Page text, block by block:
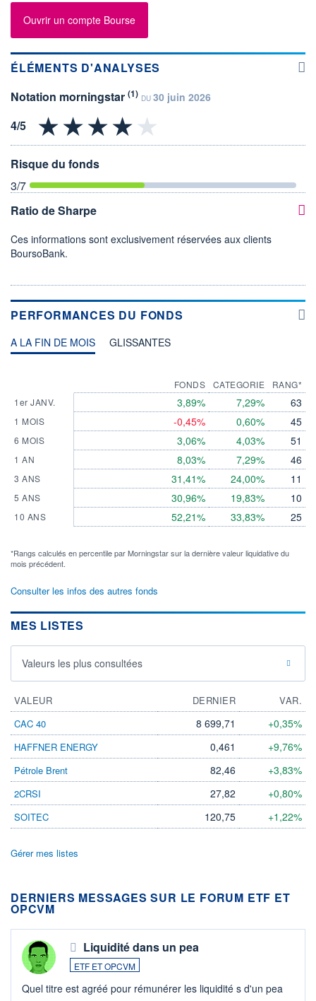
Ouvrir un compte Bourse
ÉLÉMENTS D'ANALYSES
Notation morningstar (1) DU 30 juin 2026
Risque du fonds
3/7
Ratio de Sharpe
Ces informations sont exclusivement réservées aux clients
BoursoBank.
PERFORMANCES DU FONDS
A LA FIN DE MOIS GLISSANTES
1er JANV.
1 MOIS
6 MOIS
1 AN
3 ANS
5 ANS
10 ANS
FONDS
3,89%
-0,45%
3,06%
8,03%
31,41%
30,96%
52,21%
CATEGORIE
7,29%
0,60%
4,03%
7,29%
24,00%
19,83%
33,83%
RANG*
63
45
51
46
11
10
25
*Rangs calculés en percentile par Morningstar sur la dernière valeur liquidative du
mois précédent.
Consulter les infos des autres fonds
MES LISTES
Valeurs les plus consultées
VALEUR DERNIER
VAR.
CAC 40
8 699,71 +0,35%
HAFFNER ENERGY 0,461 +9,76%
Pétrole Brent 82,46 +3,83%
2CRSI 27,82 +0,80%
SOITEC 120,75 +1,22%
Gérer mes listes
DERNIERS MESSAGES SUR LE FORUM ETF ET
OPCVM
Liquidité dans un pea
ETF ET OPCVM
Quel titre est agréé pour rémunérer les liquidité s d'un pea